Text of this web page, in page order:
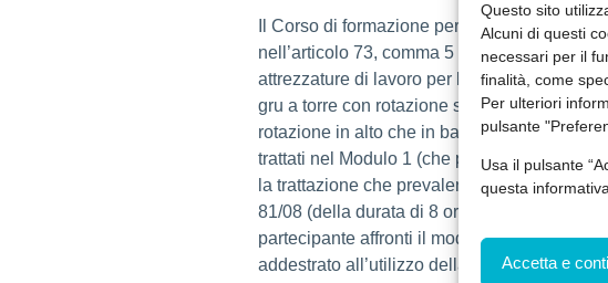
Questo sito
Alcuni di questi
necessari per il
finalità, come
Per ulteriori
pulsante
Usa il pulsante
questa
Accetta e
Il Corso di formazione per addetti
nell’articolo 73, comma 5 , del D.Lgs. 81/
attrezzature di lavoro per le quali è
gru a torre con rotazione sia in alto che in
rotazione in alto che in basso) prevede un
trattati nel Modulo 1 (che possono essere
la trattazione che prevalentemente viene
81/08 (della durata di 8 ore). Il modulo 2,
partecipante affronti il modulo pratico al
addestrato all’utilizzo della gru con